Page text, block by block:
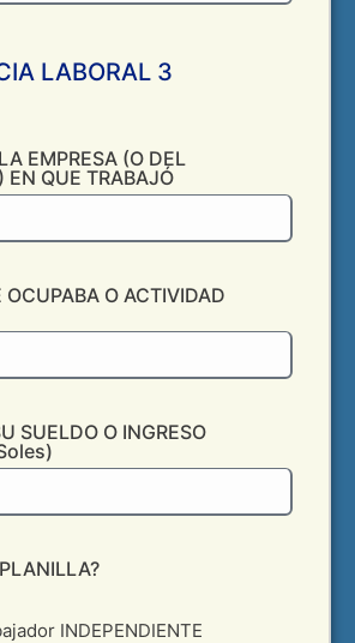
LABORAL 3
EMPRESA (O DEL
EN QUE TRABAJÓ
OCUPABA O ACTIVIDAD
SUELDO O INGRESO
INDEPENDIENTE